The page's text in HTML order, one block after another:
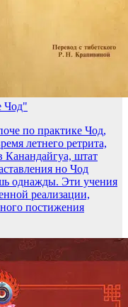
Чод"
по практике Чод,
летнего ретрита,
штат
но Чод
однажды. Эти учения
реализации,
постижения